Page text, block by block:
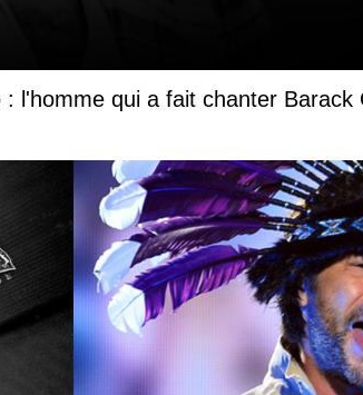
l'homme qui a fait chanter Barack